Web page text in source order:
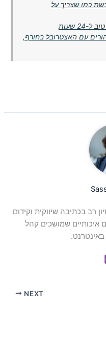
כמו שצריך על
שעות
עם האצטרובל בחורף,
רב בכתיבה שיווקית וקידום
איכותיים שמושכים קהל
NEXT